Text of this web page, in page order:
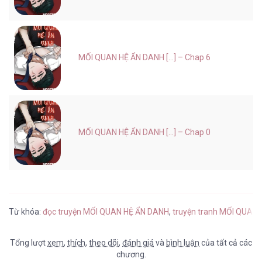
MỐI QUAN HỆ ẨN DANH [...] – Chap 6
MỐI QUAN HỆ ẨN DANH [...] – Chap 0
Từ khóa: đọc truyện MỐI QUAN HỆ ẨN DANH, truyện tranh MỐI QUAN
Tổng lượtxem, thích, theo dõi, đánh giá và bình luận của tất cả các
chương.